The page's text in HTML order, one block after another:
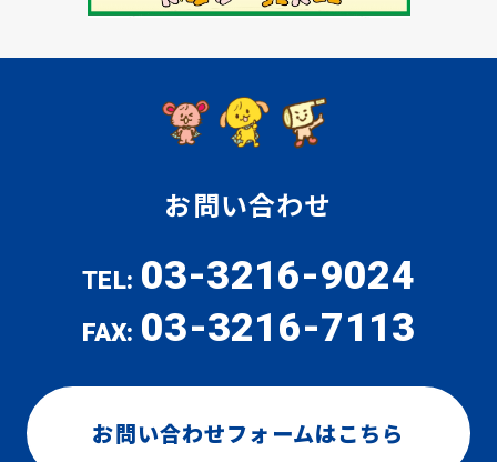
お問い合わせ
TEL: 03-3216-9024
FAX: 03-3216-7113
お問い合わせフォームはこちら